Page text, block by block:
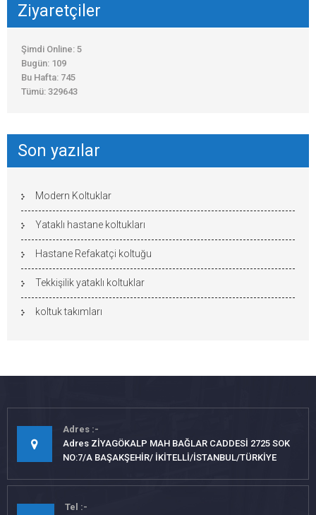
Ziyaretçiler
Şimdi Online: 5
Bugün: 109
Bu Hafta: 745
Tümü: 329643
Son yazılar
Modern Koltuklar
Yataklı hastane koltukları
Hastane Refakatçi koltuğu
Tekkişilik yataklı koltuklar
koltuk takımları
Adres
Adres ZİYAGÖKALP MAH BAĞLAR CADDESİ 2725 SOK
NO:7/A BAŞAKŞEHİR/ İKİTELLİ/İSTANBUL/TÜRKİYE
Tel